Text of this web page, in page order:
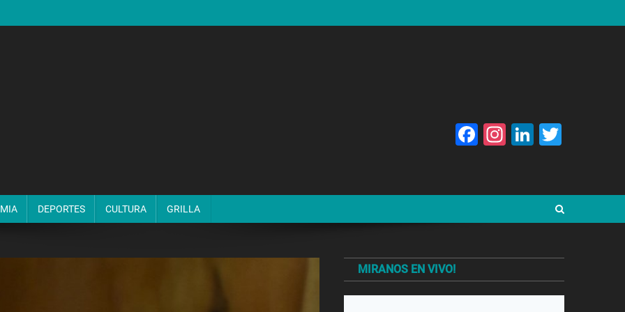
Facebook
Instagram
LinkedIn
DEPORTES CULTURA GRILLA
MIRANOS EN VIVO!